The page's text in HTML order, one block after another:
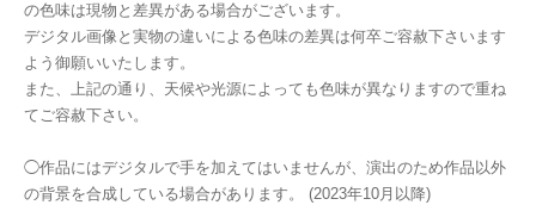
の色味は現物と差異がある場合がございます。
デジタル画像と実物の違いによる色味の差異は何卒ご容赦下さいます
よう御願いいたします。
また、上記の通り、天候や光源によっても色味が異なりますので重ね
てご容赦下さい。
◯作品にはデジタルで手を加えてはいませんが、演出のため作品以外
の背景を合成している場合があります。 (2023年10月以降)